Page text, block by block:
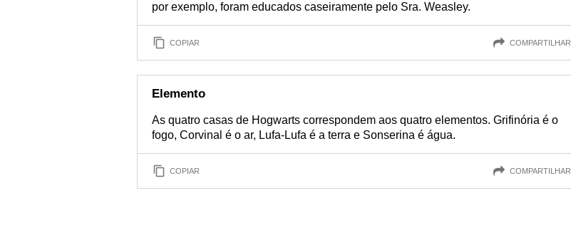
por exemplo, foram educados caseiramente pelo Sra. Weasley.
COPIAR COMPARTILHAR
Elemento
As quatro casas de Hogwarts correspondem aos quatro elementos. Grifinória é o
fogo, Corvinal é o ar, Lufa-Lufa é a terra e Sonserina é água.
COPIAR COMPARTILHAR